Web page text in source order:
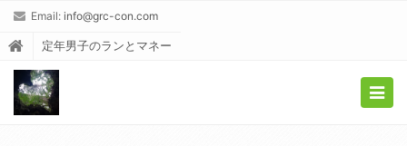
Email: info@grc-con.com
定年男子のランとマネー